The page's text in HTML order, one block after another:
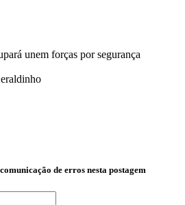
de erros nesta postagem